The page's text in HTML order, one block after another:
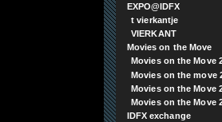
EXPO@IDFX
t vierkantje
VIERKANT
Movies on the Move
Movies on the Move
Movies on the move
Movies on the Move
Movies on the Move
IDFX exchange